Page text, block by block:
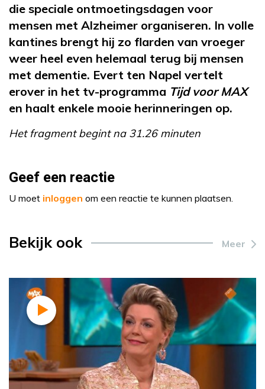
die speciale ontmoetingsdagen voor
mensen met Alzheimer organiseren. In volle
kantines brengt hij zo flarden van vroeger
weer heel even helemaal terug bij mensen
met dementie. Evert ten Napel vertelt
erover in het tv-programma Tijd voor MAX
en haalt enkele mooie herinneringen op.
Het fragment begint na 31.26 minuten
Geef een reactie
U moet inloggen om een reactie te kunnen plaatsen.
Bekijk ook Meer